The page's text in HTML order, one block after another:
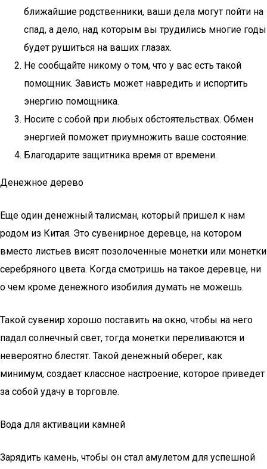
ближайшие родственники, ваши дела могут пойти на
спад, а дело, над которым вы трудились многие годы
будет рушиться на ваших глазах.
Не сообщайте никому о том, что у вас есть такой
помощник. Зависть может навредить и испортить
энергию помощника.
Носите с собой при любых обстоятельствах. Обмен
энергией поможет приумножить ваше состояние.
Благодарите защитника время от времени.
Денежное дерево
Еще один денежный талисман, который пришел к нам
родом из Китая. Это сувенирное деревце, на котором
вместо листьев висят позолоченные монетки или монетки
серебряного цвета. Когда смотришь на такое деревце, ни
о чем кроме денежного изобилия думать не можешь.
Такой сувенир хорошо поставить на окно, чтобы на него
падал солнечный свет, тогда монетки переливаются и
невероятно блестят. Такой денежный оберег, как
минимум, создает классное настроение, которое приведет
за собой удачу в торговле.
Вода для активации камней
Зарядить камень, чтобы он стал амулетом для успешной